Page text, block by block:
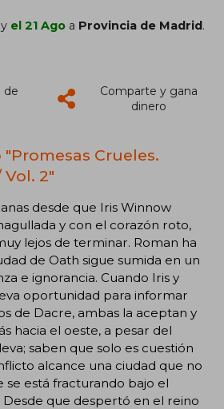
y el 21 Ago a Provincia de Madrid.
de
Comparte y gana
dinero
Crueles.
Vol. 2"
desde que Iris Winnow
y con el corazón roto,
lejos de terminar. Roman ha
de Oath sigue sumida en un
e ignorancia. Cuando Iris y
oportunidad para informar
de Dacre, ambas la aceptan y
hacia el oeste, a pesar del
saben que solo es cuestión
alcance una ciudad que no
se está fracturando bajo el
que despertó en el reino